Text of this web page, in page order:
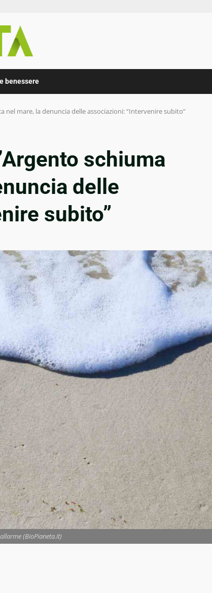
benessere
nel mare, la denuncia delle associazioni: “Intervenire subito”
schiuma
delle
subito”
(BioPianeta.it)